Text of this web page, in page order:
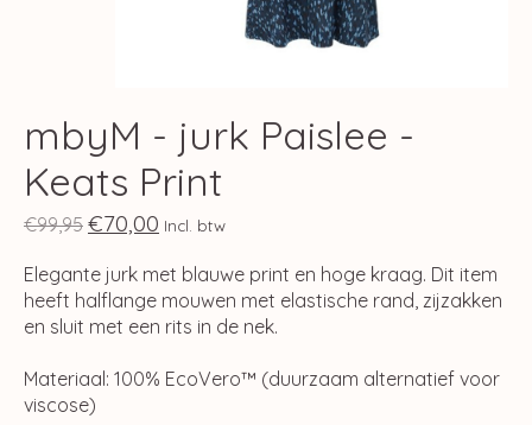
mbyM - jurk Paislee -
Keats Print
€99,95 €70,00 Incl. btw
Elegante jurk met blauwe print en hoge kraag. Dit item
heeft halflange mouwen met elastische rand, zijzakken
en sluit met een rits in de nek.
Materiaal: 100% EcoVero™ (duurzaam alternatief voor
viscose)